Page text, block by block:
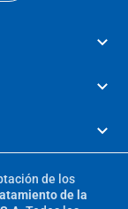
de los
de la